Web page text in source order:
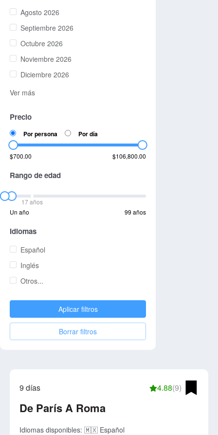
Agosto 2026
Septiembre 2026
Octubre 2026
Noviembre 2026
Diciembre 2026
Ver más
Precio
Por persona Por día
$700.00 $106,800.00
Rango de edad
17 años
Un año
99 años
Idiomas
Español
Inglés
Otros...
Aplicar filtros
Borrar filtros
9 días 4.88(9)
De París A Roma
Idiomas disponibles: 🇲🇽 Español